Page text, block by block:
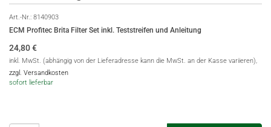
Art.-Nr.: 8140903
ECM Profitec Brita Filter Set inkl. Teststreifen und Anleitung
24,80€
inkl. MwSt. (abhängig von der Lieferadresse kann die MwSt. an der Kasse variieren),
zzgl. Versandkosten
sofort lieferbar